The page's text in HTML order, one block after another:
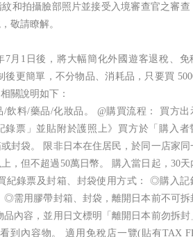
和拍攝臉部照片並接受入境審查官之審查
敬請瞭解。
7月1日後，將大幅簡化外國遊客退稅、免
後更簡單，不分物品、消耗品，只要買
關說明如下：
/飲料/藥品/化妝品。 @購買流程： 買方出
錄票」並貼附於護照上》買方於「購入者
封袋。 限非日本在住居民，於同一店家同
，但不超過50萬日幣。 購入當日起，30天
紀錄票及封箱、封袋使用方式： ◎購入記
◎需用膠帶封箱、封袋，離開日本前不可拆
內容，並用日文標明「離開日本前勿拆封
到內容物。 適用免稅店一覽(貼有TAX